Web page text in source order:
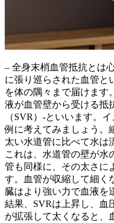
– 全身末梢血管抵抗とは
に張り巡らされた血管と
を体の隅々まで届けます。
液が血管壁から受ける抵
（SVR）-といいます。
例に考えてみましょう。
太い水道管に比べて水は
これは、水道管の壁が水
管も同様に、その太さに
す。
血管が収縮して細く
臓はより強い力で血液を
結果、 SVRは上昇し、血
が拡張して太くなると、